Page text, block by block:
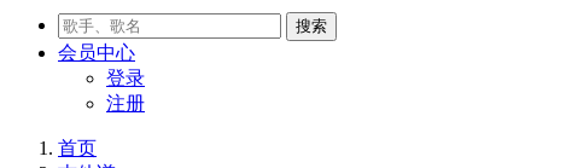
会员中心
登录
注册
首页